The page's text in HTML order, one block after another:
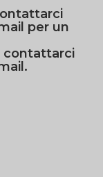
per un
contattarci